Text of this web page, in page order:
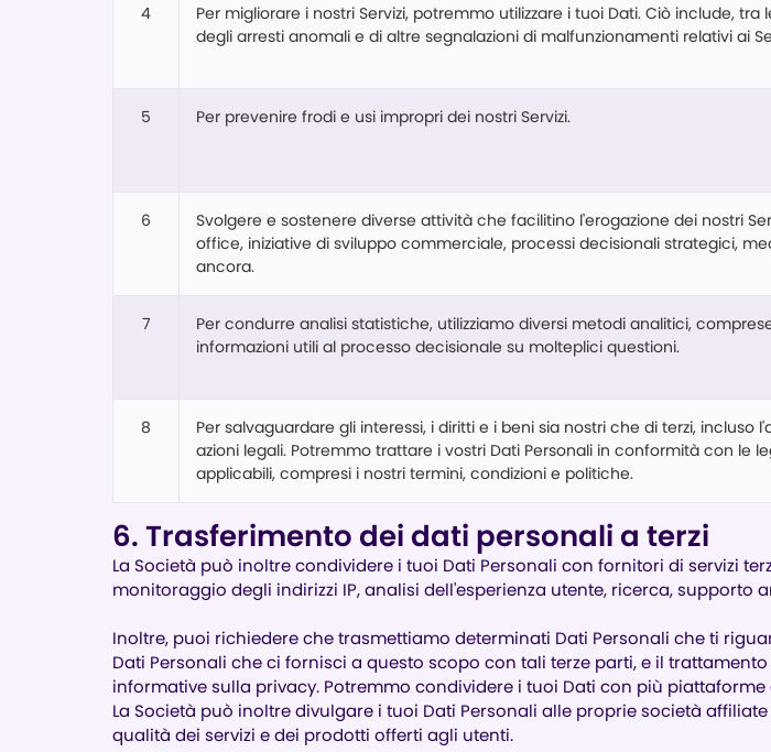
4
Per migliorare i nostri Servizi, potremmo utilizzare i tuoi Dati. Ciò include, tra
degli arresti anomali e di altre segnalazioni di malfunzionamenti relativi ai
5 Per prevenire frodi e usi impropri dei nostri Servizi.
6
Svolgere e sostenere diverse attività che facilitino l'erogazione dei nostri
office, iniziative di sviluppo commerciale, processi decisionali strategici,
ancora.
7
Per condurre analisi statistiche, utilizziamo diversi metodi analitici,
informazioni utili al processo decisionale su molteplici questioni.
8
Per salvaguardare gli interessi, i diritti e i beni sia nostri che di terzi, incluso
azioni legali. Potremmo trattare i vostri Dati Personali in conformità con le
applicabili, compresi i nostri termini, condizioni e politiche.
6. Trasferimento dei dati personali a terzi
La Società può inoltre condividere i tuoi Dati Personali con fornitori di servizi
monitoraggio degli indirizzi IP, analisi dell'esperienza utente, ricerca, supporto
Inoltre, puoi richiedere che trasmettiamo determinati Dati Personali che ti
Dati Personali che ci fornisci a questo scopo con tali terze parti, e il
informative sulla privacy. Potremmo condividere i tuoi Dati con più
La Società può inoltre divulgare i tuoi Dati Personali alle proprie società
qualità dei servizi e dei prodotti offerti agli utenti.